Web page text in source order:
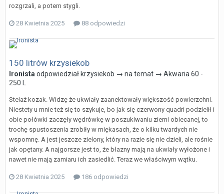
rozgrzali, a potem stygli.
28 Kwietnia 2025 88 odpowiedzi
150 litrów krzysiekob
Ironista odpowiedziałkrzysiekob → na temat → Akwaria 60 -
250 L
Stelaż kozak. Widzę że ukwiały zaanektowały większość powierzchni.
Niestety u mnie też się to szykuje, bo jak się czerwony quadri podzielił i
obie połówki zaczęły wędrówkę w poszukiwaniu ziemi obiecanej, to
trochę spustoszenia zrobiły w miękasach, że o kilku twardych nie
wspomnę. A jest jeszcze zielony, który na razie się nie dzieli, ale rośnie
jak opętany. A najgorsze jest to, że błazny mają na ukwiały wyłożone i
nawet nie mają zamiaru ich zasiedlić. Teraz we właściwym wątku.
28 Kwietnia 2025 186 odpowiedzi